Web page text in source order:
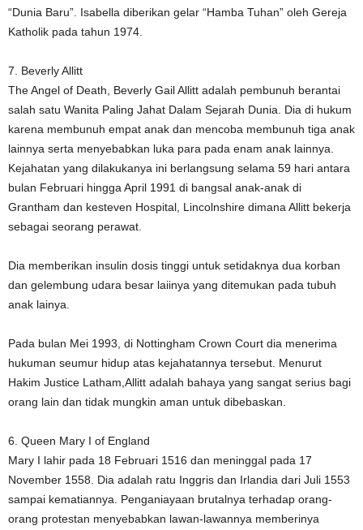
“Dunia Baru”. Isabella diberikan gelar “Hamba Tuhan” oleh Gereja
Katholik pada tahun 1974.
7. Beverly Allitt
The Angel of Death, Beverly Gail Allitt adalah pembunuh berantai
salah satu Wanita Paling Jahat Dalam Sejarah Dunia. Dia di hukum
karena membunuh empat anak dan mencoba membunuh tiga anak
lainnya serta menyebabkan luka para pada enam anak lainnya.
Kejahatan yang dilakukanya ini berlangsung selama 59 hari antara
bulan Februari hingga April 1991 di bangsal anak-anak di
Grantham dan kesteven Hospital, Lincolnshire dimana Allitt bekerja
sebagai seorang perawat.
Dia memberikan insulin dosis tinggi untuk setidaknya dua korban
dan gelembung udara besar laiinya yang ditemukan pada tubuh
anak lainya.
Pada bulan Mei 1993, di Nottingham Crown Court dia menerima
hukuman seumur hidup atas kejahatannya tersebut. Menurut
Hakim Justice Latham,Allitt adalah bahaya yang sangat serius bagi
orang lain dan tidak mungkin aman untuk dibebaskan.
6. Queen Mary I of England
Mary I lahir pada 18 Februari 1516 dan meninggal pada 17
November 1558. Dia adalah ratu Inggris dan Irlandia dari Juli 1553
sampai kematiannya. Penganiayaan brutalnya terhadap orang-
orang protestan menyebabkan lawan-lawannya memberinya